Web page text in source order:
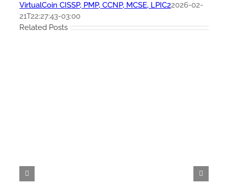
VirtualCoin CISSP, PMP, CCNP, MCSE, LPIC22026-02-
21T22:27:43-03:00
Related Posts